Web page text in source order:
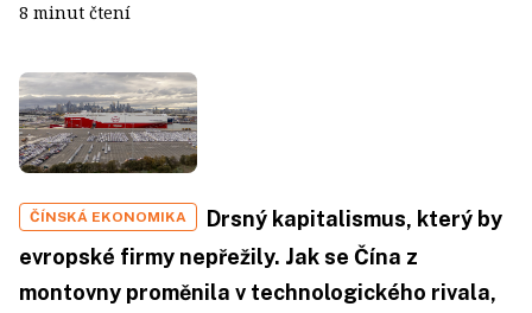
8 minut čtení
ČÍNSKÁ EKONOMIKA
Drsný kapitalismus, který by
evropské firmy nepřežily. Jak se Čína z
montovny proměnila v technologického rivala,